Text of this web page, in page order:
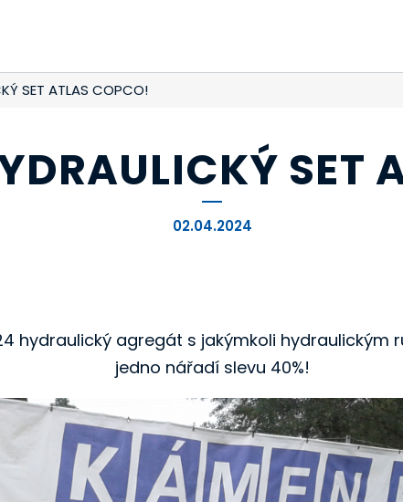
SET ATLAS COPCO!
02.04.2024
hydraulický agregát s jakýmkoli
jedno nářadí slevu 40%!